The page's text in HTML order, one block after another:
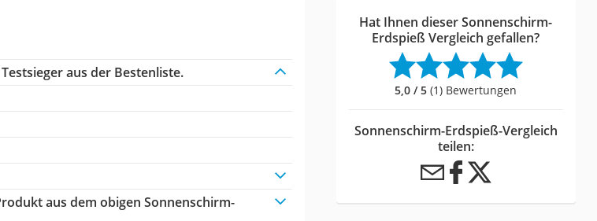
aus der Bestenliste.
aus dem obigen Sonnenschirm-
Hat Ihnen dieser Sonnenschirm-
Erdspieß Vergleich gefallen?
5,0 / 5 (1) Bewertungen
Sonnenschirm-Erdspieß-Vergleich
teilen: